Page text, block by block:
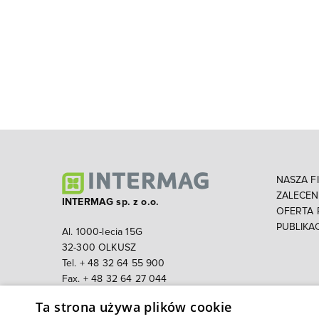
INTERMAG sp. z o.o.
Al. 1000-lecia 15G
32-300 OLKUSZ
Tel. + 48 32 64 55 900
Fax. + 48 32 64 27 044
NASZA
OFERTA
Ta strona używa plików cookie